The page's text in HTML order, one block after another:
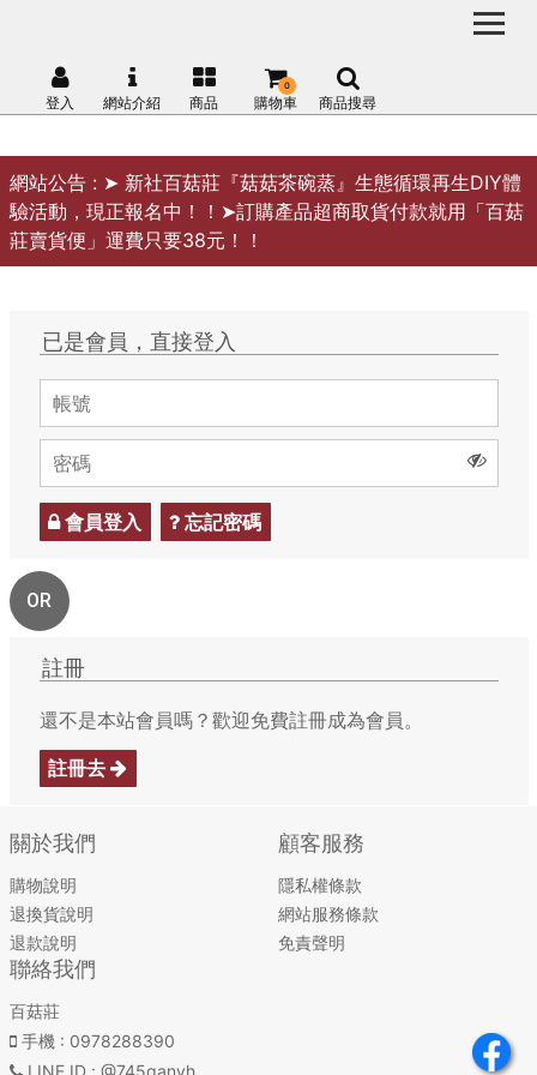
網站公告 : ➤ 新社百菇莊『菇菇茶碗蒸』生態循環再生DIY體
驗活動，現正報名中！！➤訂購產品超商取貨付款就用「百菇
莊賣貨便」運費只要38元！！
登入 網站介紹 商品 購物車
0
商品搜尋
已是會員，直接登入
會員登入 忘記密碼
OR
註冊
還不是本站會員嗎？歡迎免費註冊成為會員。
註冊去
關於我們
購物說明
退換貨說明
退款說明
顧客服務
隱私權條款
網站服務條款
免責聲明
聯絡我們
百菇莊
手機 : 0978288390
LINE ID : @745qanvh